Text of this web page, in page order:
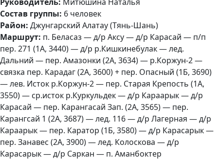
Руководитель: Митюшина Наталья
Состав группы: 6 человек
Район: Джунгарский Алатау (Тянь-Шань)
Маршрут: п. Беласаз — д/р Аксу — д/р Карасай — п/п
пер. 271 (1А, 3440) — д/р р.Кишкинебулак — лед.
Дальний — пер. Амазонки (2А, 3634) — р.Коржун-2 —
связка пер. Карадаг (2А, 3600) + пер. Опасный (1Б, 3690)
— лев. Исток р.Коржун-2 — пер. Старая Крепость (1А,
3550) — ср.исток р.Куркульдек — д/р Караарык — д/р
Карасай — пер. Карангасай Зап. (2А, 3565) — пер.
Карангсай 1 (2А, 3687) — лед. 116 — д/р Лагерная — д/р
Караарык — пер. Каратор (1Б, 3580) — д/р Карасарык —
пер. Занавес (2А, 3900) — лед. Колоскова — д/р
Карасарык — д/р Саркан — п. Аманбоктер